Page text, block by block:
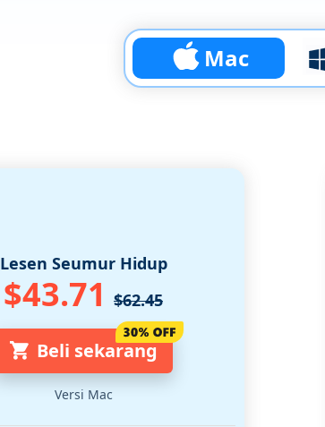
Mac
Lesen Seumur Hidup
$43.71 $62.45
Beli sekarang
Versi Mac